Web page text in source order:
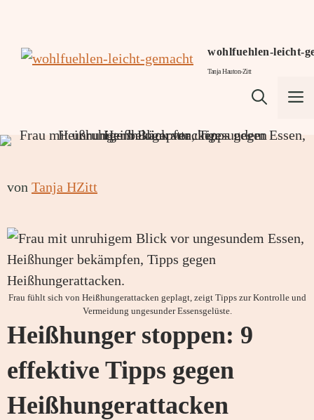
springen
wohlfuehlen-leicht-
Tanja Hauton-Zitt
von Tanja HZitt
Frau fühlt sich von Heißhungerattacken geplagt, zeigt Tipps zur Kontrolle und
Vermeidung ungesunder Essensgelüste.
Heißhunger stoppen: 9
effektive Tipps gegen
Heißhungerattacken